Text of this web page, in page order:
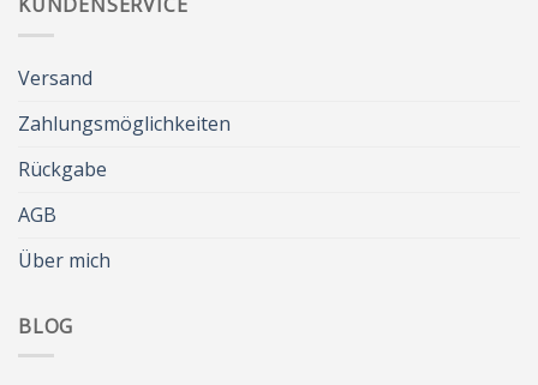
Versand
Zahlungsmöglichkeiten
Rückgabe
AGB
Über mich
BLOG